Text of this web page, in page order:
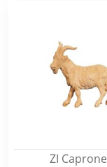
ZI Caprone